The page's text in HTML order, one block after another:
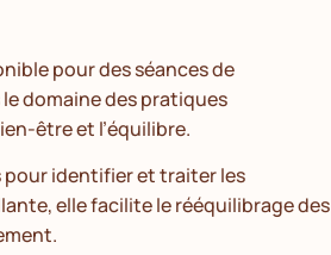
pour des séances de
le domaine des pratiques
être et l’équilibre.
pour identifier et traiter les
elle facilite le rééquilibrage des